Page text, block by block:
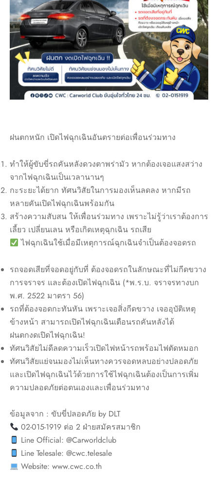
ฝนตกหนัก เปิดไฟฉุกเฉินอันตรายต่อเพื่อนร่วมทาง
ทำให้ผู้ขับขี่รถคันหลังดวงตาพร่ามัว หากต้องเจอแสงสว่าง
จากไฟฉุกเฉินเป็นเวลานานๆ
กะระยะได้ยาก ทัศนวิสัยในการมองเห็นลดลง หากมีรถ
หลายคันเปิดไฟฉุกเฉินพร้อมกัน
สร้างความสับสน ให้เพื่อนร่วมทาง เพราะไม่รู้ว่าเราต้องการ
เลี้ยว เปลี่ยนเลน หรือเกิดเหตุฉุกเฉิน รถเสีย
ไฟฉุกเฉินใช้เมื่อมีเหตุการณ์ฉุกเฉินจำเป็นต้องจอดรถ
รถจอดเสียที่จอดอยู่กับที่ ต้องจอดรถในลักษณะที่ไม่กีดขวาง
การจราจร และต้องเปิดไฟฉุกเฉิน (*พ.ร.บ. จราจรทางบก
พ.ศ. 2522 มาตรา 56)
รถที่ต้องจอดกะทันหัน เพราะเจอสิ่งกีดขวาง เจออุบัติเหตุ
ข้างหน้า สามารถเปิดไฟฉุกเฉินเตือนรถคันหลังได้
ฝนตกงดเปิดไฟฉุกเฉิน!
ทัศนวิสัยไม่ดีลดความเร็วเปิดไฟหน้ารถพร้อมไฟตัดหมอก
ทัศนวิสัยแย่จนมองไม่เห็นทางควรจอดหลบอย่างปลอดภัย
และเปิดไฟฉุกเฉินไว้ด้วยการใช้ไฟฉุกเฉินต้องเป็นการเพิ่ม
ความปลอดภัยต่อตนเองและเพื่อนร่วมทาง
ข้อมูลจาก : ขับขี่ปลอดภัย by DLT
02-015-1919 ต่อ 2 ฝ่ายสมัครสมาชิก
Line Official: @Carworldclub
Line Telesale: @cwc.telesale
Website: www.cwc.co.th